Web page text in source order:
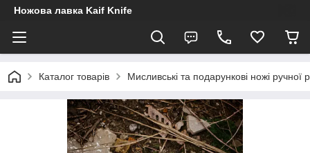
Ножова лавка Kaif Knife
Каталог товарів Мисливські та подарункові ножі ручної